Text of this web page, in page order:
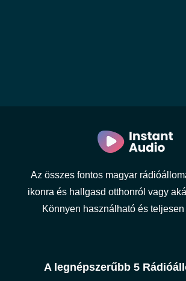
Az összes fontos magyar
ikonra és hallgasd otthonról vagy
Könnyen használható és
A legnépszerűbb 5